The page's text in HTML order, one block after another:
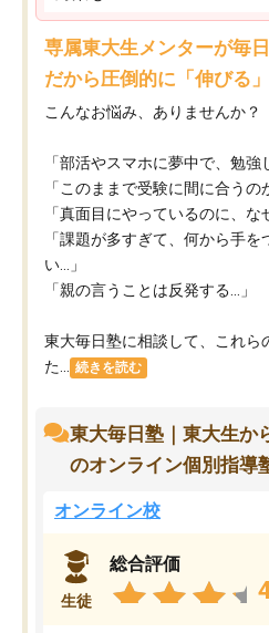
専属東大生メンターが毎
だから圧倒的に「伸びる」
こんなお悩み、ありませんか？
「部活やスマホに夢中で、勉強
「このままで受験に間に合うの
「真面目にやっているのに、な
「課題が多すぎて、何から手
い…」
「親の言うことは反発する…」
東大毎日塾に相談して、これら
た...
続きを読む
東大毎日塾｜東大生か
のオンライン個別指導
オンライン校
生徒
総合評価